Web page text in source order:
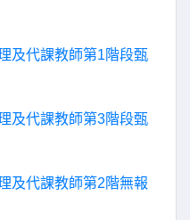
及代課教師第1階段甄
及代課教師第3階段甄
及代課教師第2階無報